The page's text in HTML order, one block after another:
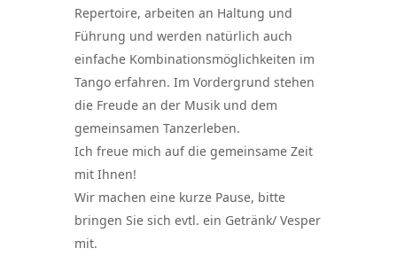
Repertoire, arbeiten an Haltung und
Führung und werden natürlich auch
einfache Kombinationsmöglichkeiten im
Tango erfahren. Im Vordergrund stehen
die Freude an der Musik und dem
gemeinsamen Tanzerleben.
Ich freue mich auf die gemeinsame Zeit
mit Ihnen!
Wir machen eine kurze Pause, bitte
bringen Sie sich evtl. ein Getränk/ Vesper
mit.